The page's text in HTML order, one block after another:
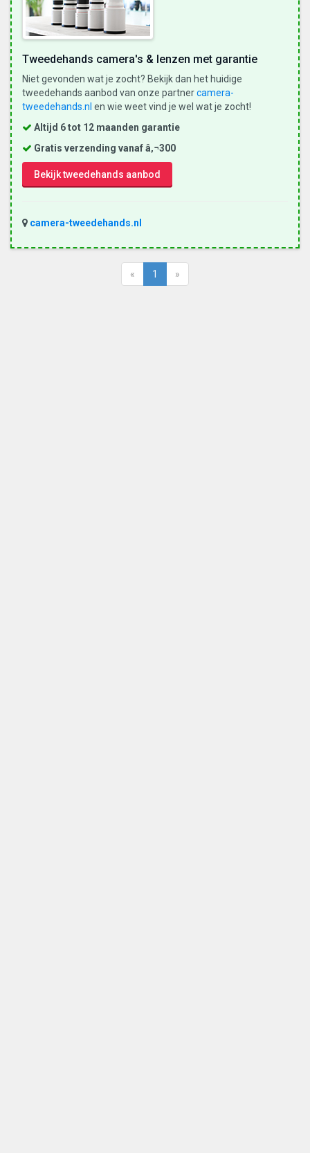
Tweedehands camera's & lenzen met garantie
Niet gevonden wat je zocht? Bekijk dan het huidige
tweedehands aanbod van onze partnercamera-
tweedehands.nl en wie weet vind je wel wat je zocht!
Altijd 6 tot 12 maanden garantie
Gratis verzending vanaf â‚¬300
Bekijk tweedehands aanbod
camera-tweedehands.nl
« 1 »